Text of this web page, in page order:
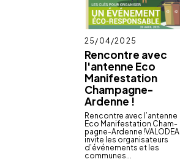
Rencontre avec
l'antenne Eco
Manifestation
Champagne-
Ardenne !
Publié
le
25/04/2025
Rencontre avec l’antenne
Eco Mani­fes­ta­tion Cham­
pagne-Ardenne !VALO­DEA
invite les orga­ni­sa­teurs
d’événe­ments et les
communes...